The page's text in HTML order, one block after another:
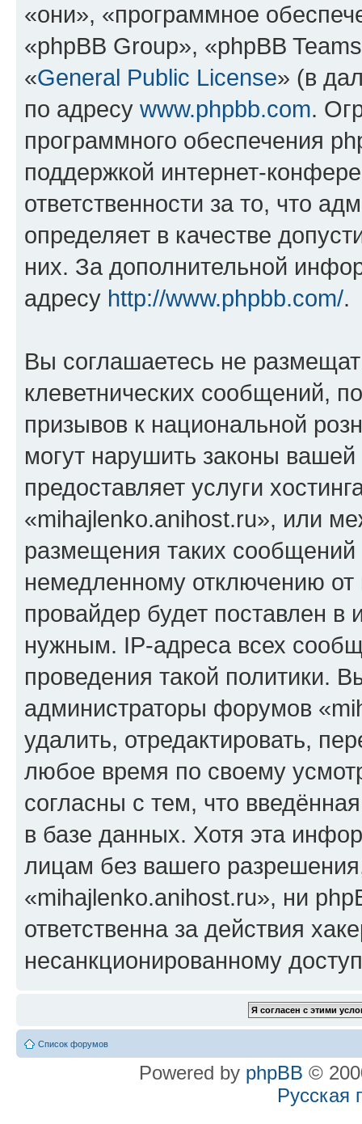
«они», «программное
«phpBB Group», «phpBB
«General Public License» (в
по адресу www.phpbb.com.
программного обеспечения
поддержкой интернет-
ответственности за то, что
определяет в качестве
них. За дополнительной
адресу http://www.phpbb.com/.
Вы соглашаетесь не
клеветнических сообщений,
призывов к национальной
могут нарушить законы
предоставляет услуги
«mihajlenko.anihost.ru», или
размещения таких
немедленному отключению
провайдер будет поставлен в
нужным. IP-адреса всех
проведения такой политики.
администраторы форумов
удалить, отредактировать,
любое время по своему
согласны с тем, что
в базе данных. Хотя эта
лицам без вашего
«mihajlenko.anihost.ru», ни
ответственна за действия
несанкционированному
Список форумов
Powered by phpBB ©
Русская